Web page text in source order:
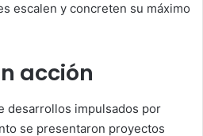
escalen y concreten su máximo
acción
desarrollos impulsados por
se presentaron proyectos